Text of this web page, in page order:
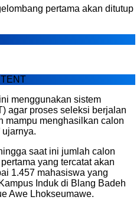
pertama akan ditutup
menggunakan sistem
agar proses seleksi berjalan
mampu menghasilkan calon
ujarnya.
saat ini jumlah calon
yang tercatat akan
1.457 mahasiswa yang
Induk di Blang Badeh
Awe Lhokseumawe.